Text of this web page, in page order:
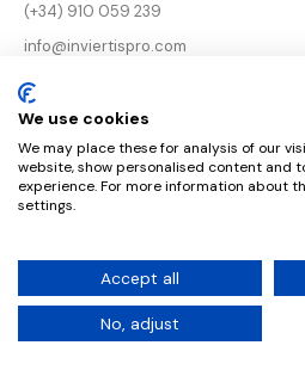
(+34) 910 059 239
info@inviertispro.com
Aviso legal
privacidad
política de cookies
© 2022 Inviertis. All
We use cookies
We may place these for analysis of our
website, show personalised content and
experience. For more information about
settings.
Accept all
No, adjust